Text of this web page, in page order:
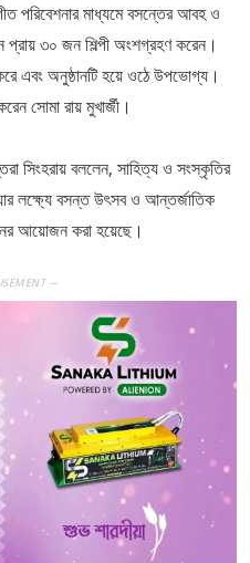
পরিবেশনার মাধ্যমে বসন্তের আবহ ও
প্রায় ৩০ জন শিল্পী অংশগ্রহণ করেন।
এবং অনুষ্ঠানটি হয়ে ওঠে উপভোগ্য।
সোমা রায় মুখার্জী।
সিংহরায় বললেন, সাহিত্য ও সংস্কৃতির
লক্ষ্যে বসন্ত উৎসব ও আন্তর্জাতিক
আয়োজন করা হয়েছে।
—